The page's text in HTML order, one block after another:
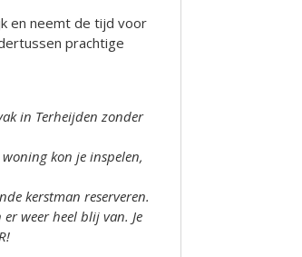
en neemt de tijd voor
prachtige
in Terheijden zonder
kon je inspelen,
kerstman reserveren.
weer heel blij van. Je